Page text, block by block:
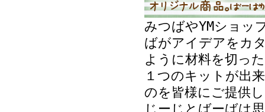
みつばやYMショッ
ばがアイデアをカ
ように材料を切っ
１つのキットが出
のを皆様にご提供
じーじとばーばは